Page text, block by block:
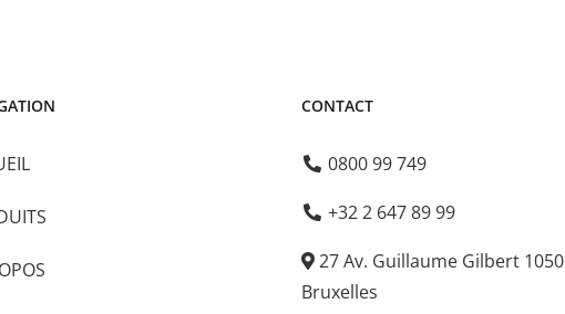
CONTACT
0800 99 749
+32 2 647 89 99
27 Av. Guillaume Gilbert 1050
Bruxelles